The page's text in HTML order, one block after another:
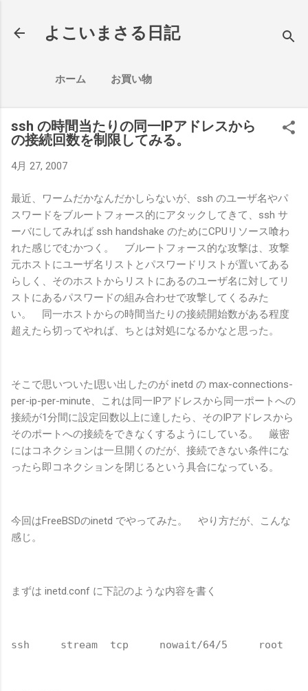
よこいまさる日記
ホーム お買い物
ssh の時間当たりの同一IPアドレスから
の接続回数を制限してみる。
4月 27, 2007
最近、ワームだかなんだかしらないが、ssh のユーザ名やパ
スワードをブルートフォース的にアタックしてきて、ssh サ
ーバにしてみれば ssh handshake のためにCPUリソース喰わ
れた感じでむかつく。 ブルートフォース的な攻撃は、攻撃
元ホストにユーザ名リストとパスワードリストが置いてある
らしく、そのホストからリストにあるのユーザ名に対してリ
ストにあるパスワードの組み合わせで攻撃してくるみた
い。 同一ホストからの時間当たりの接続開始数がある程度
超えたら切ってやれば、ちとは対処になるかなと思った。
そこで思いついた|思い出したのが inetd の max-connections-
per-ip-per-minute、これは同一IPアドレスから同一ポートへの
接続が1分間に設定回数以上に達したら、そのIPアドレスから
そのポートへの接続をできなくするようにしている。 厳密
にはコネクションは一旦開くのだが、接続できない条件にな
ったら即コネクションを閉じるという具合になっている。
今回はFreeBSDのinetd でやってみた。 やり方だが、こんな
感じ。
まずは inetd.conf に下記のような内容を書く
ssh     stream  tcp     nowait/64/5     root